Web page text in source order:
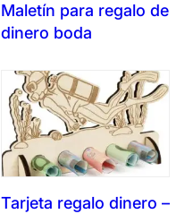
Maletín para regalo de
dinero boda
Tarjeta regalo dinero –